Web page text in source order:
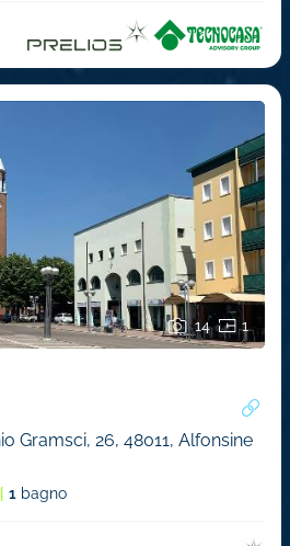
14 1
Gramsci, 26, 48011, Alfonsine
1 bagno